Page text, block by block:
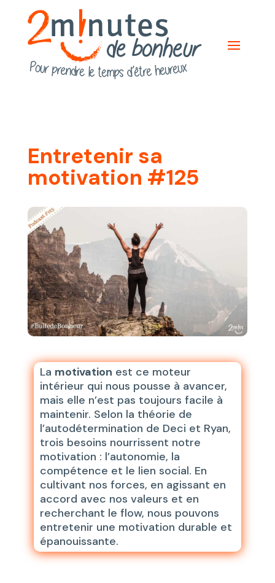
Entretenir sa
motivation #125
La motivation est ce moteur
intérieur qui nous pousse à avancer,
mais elle n’est pas toujours facile à
maintenir. Selon la théorie de
l’autodétermination de Deci et Ryan,
trois besoins nourrissent notre
motivation : l’autonomie, la
compétence et le lien social. En
cultivant nos forces, en agissant en
accord avec nos valeurs et en
recherchant le flow, nous pouvons
entretenir une motivation durable et
épanouissante.